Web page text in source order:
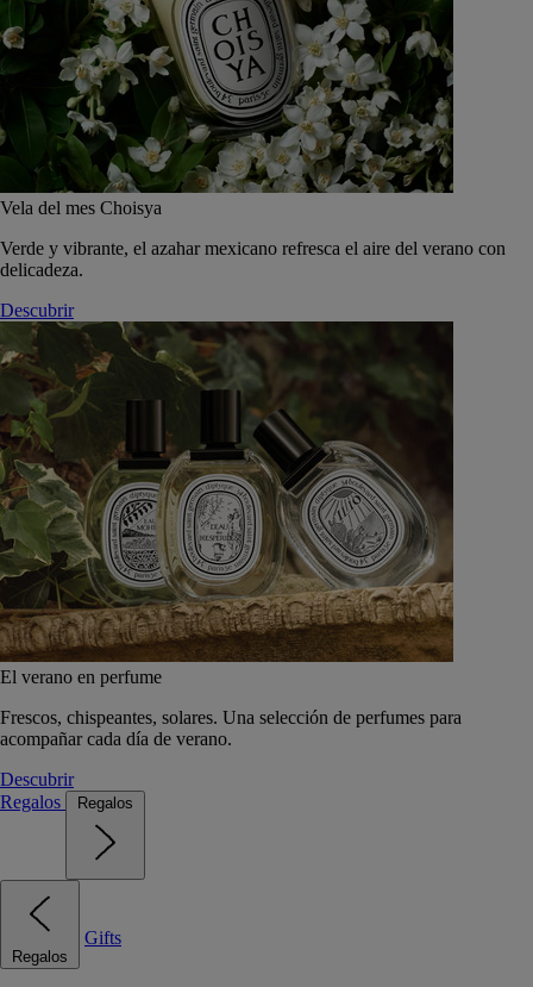
Vela del mes Choisya
Verde y vibrante, el azahar mexicano refresca el aire del verano con
delicadeza.
Descubrir
El verano en perfume
Frescos, chispeantes, solares. Una selección de perfumes para
acompañar cada día de verano.
Descubrir
Regalos
Regalos
Regalos
Gifts